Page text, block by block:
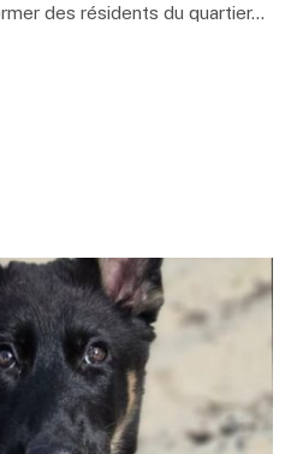
des résidents du quartier…